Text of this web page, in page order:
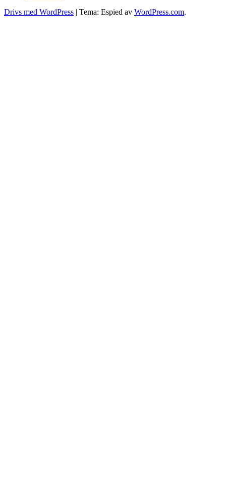
Drivs med WordPress | Tema: Espied av WordPress.com.